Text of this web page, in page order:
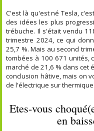
C'est là qu'est né Tesla,
des idées les plus
trébuche. Il s'était vendu
trimestre 2024, ce qui
25,7 %. Mais au second
tombées à 100 671 unités,
marché de 21,6 % dans cet
conclusion hâtive, mais on
de l'électrique sur
Etes-vous
en